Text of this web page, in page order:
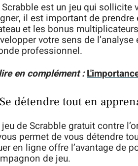
Scrabble est un jeu qui sollicite
il est important de
et les bonus
votre sens de
professionnel.
en complément :
Se détendre tout en
jeu de Scrabble gratuit contre
permet de vous détendre
en ligne offre l’avantage de
de jeu.